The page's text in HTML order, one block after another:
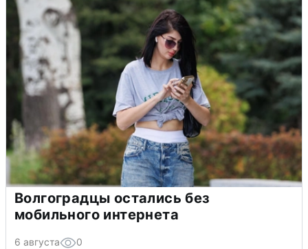
Волгоградцы остались без
мобильного интернета
6 августа 0